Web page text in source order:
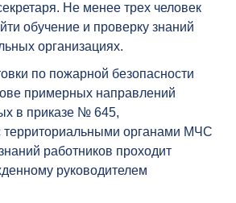
Не менее трех человек
обучение и проверку знаний
организациях.
по пожарной безопасности
примерных направлений
в приказе № 645,
территориальными органами МЧС
работников проходит
руководителем